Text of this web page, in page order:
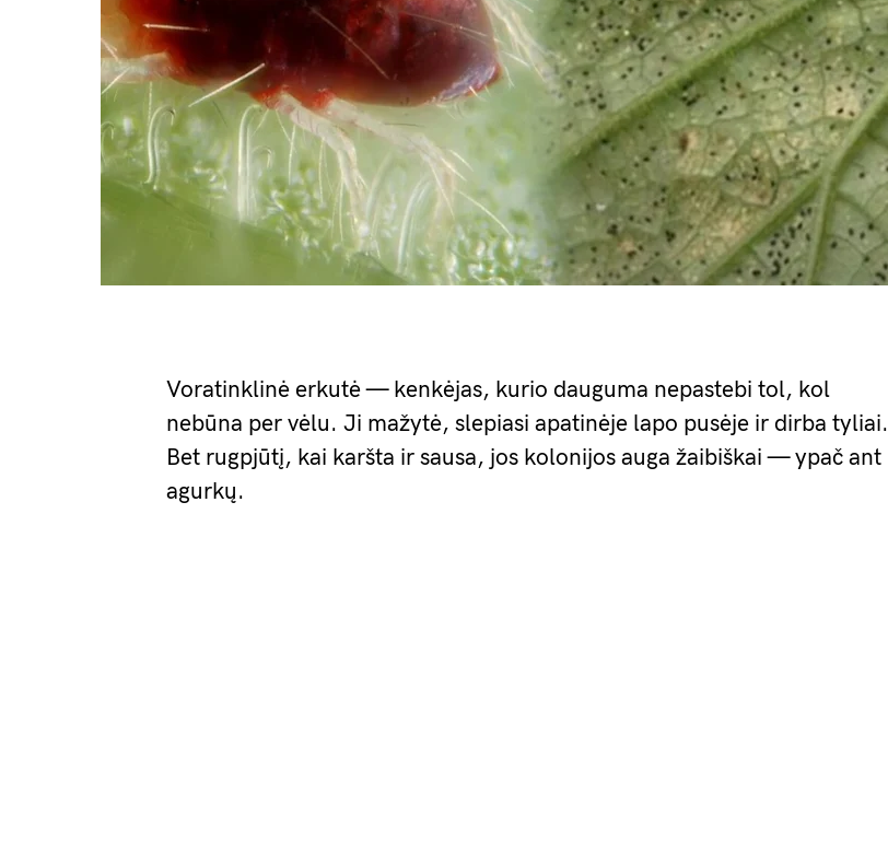
Voratinklinė erkutė — kenkėjas, kurio dauguma nepastebi tol, kol
nebūna per vėlu. Ji mažytė, slepiasi apatinėje lapo pusėje ir dirba tyliai.
Bet rugpjūtį, kai karšta ir sausa, jos kolonijos auga žaibiškai — ypač ant
agurkų.